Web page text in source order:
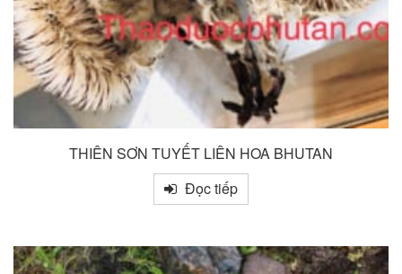
THIÊN SƠN TUYẾT LIÊN HOA BHUTAN
Đọc tiếp